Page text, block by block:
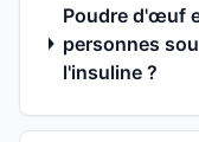
Poudre d'œuf
personnes
l'insuline ?